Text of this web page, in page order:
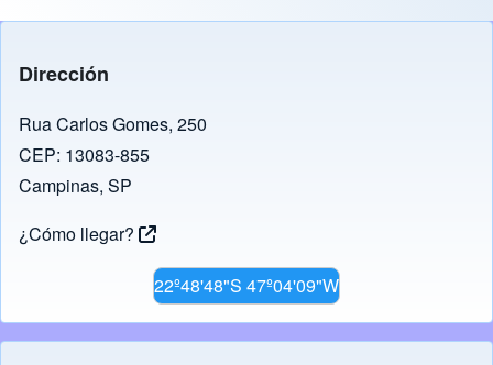
Dirección
Rua Carlos Gomes, 250
CEP: 13083-855
Campinas, SP
¿Cómo llegar?
22º48'48"S 47º04'09"W